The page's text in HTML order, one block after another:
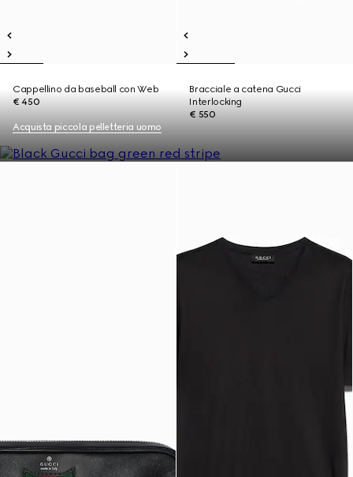
Cappellino da baseball con Web
€ 450
Bracciale a catena Gucci
Interlocking
€ 550
Acquista piccola pelletteria uomo